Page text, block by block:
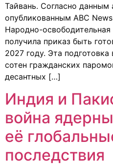
Тайвань. Согласно данным
опубликованным ABC
Народно-
получила приказ быть
2027 году. Эта
сотен гражданских
десантных […]
Индия и
война
её
последствия